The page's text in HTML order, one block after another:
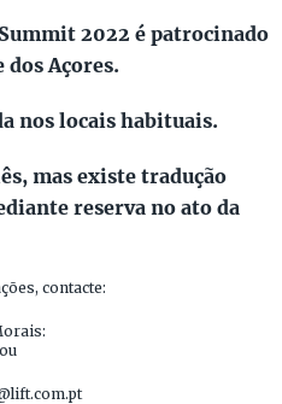
2022 é patrocinado
dos Açores.
nos locais habituais.
mas existe tradução
reserva no ato da
contacte: